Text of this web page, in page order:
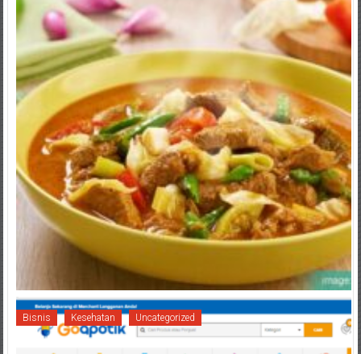
Bisnis Kesehatan Uncategorized